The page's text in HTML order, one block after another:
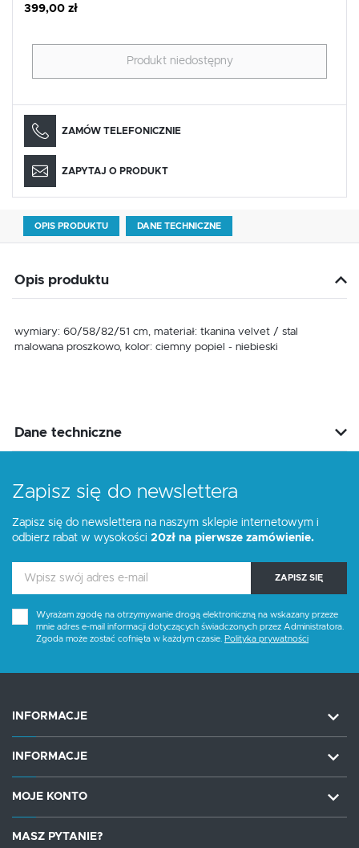
399,00 zł
Produkt niedostępny
ZAMÓW TELEFONICZNIE
ZAPYTAJ O PRODUKT
OPIS PRODUKTU DANE TECHNICZNE
Opis produktu
wymiary: 60/58/82/51 cm, materiał: tkanina velvet / stal
malowana proszkowo, kolor: ciemny popiel - niebieski
Dane techniczne
Zapisz się do newslettera
Zapisz się do newslettera na naszym sklepie internetowym i
odbierz rabat w wysokości 20zł na pierwsze zamówienie.
ZAPISZ SIĘ
Wyrażam zgodę na otrzymywanie drogą elektroniczną na wskazany przeze
mnie adres e-mail informacji dotyczących świadczonych przez Administratora.
Zgoda może zostać cofnięta w każdym czasie. Polityka prywatności
INFORMACJE
INFORMACJE
MOJE KONTO
MASZ PYTANIE?